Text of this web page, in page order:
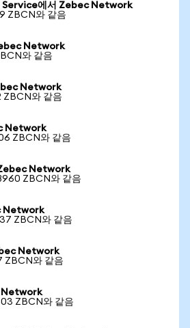
Service에서 Zebec Network
ZBCN와 같음
Network
와 같음
Network
ZBCN와 같음
Network
ZBCN와 같음
Network
ZBCN와 같음
Network
ZBCN와 같음
Network
ZBCN와 같음
Network
ZBCN와 같음